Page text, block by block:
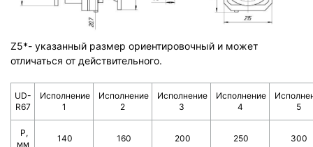
Z5*- указанный размер ориентировочный и может
отличаться от действительного.
UD-
R67
Исполнение
1
Исполнение
2
Исполнение
3
Исполнение
4
5
Р,
мм
140 160 200 250 300